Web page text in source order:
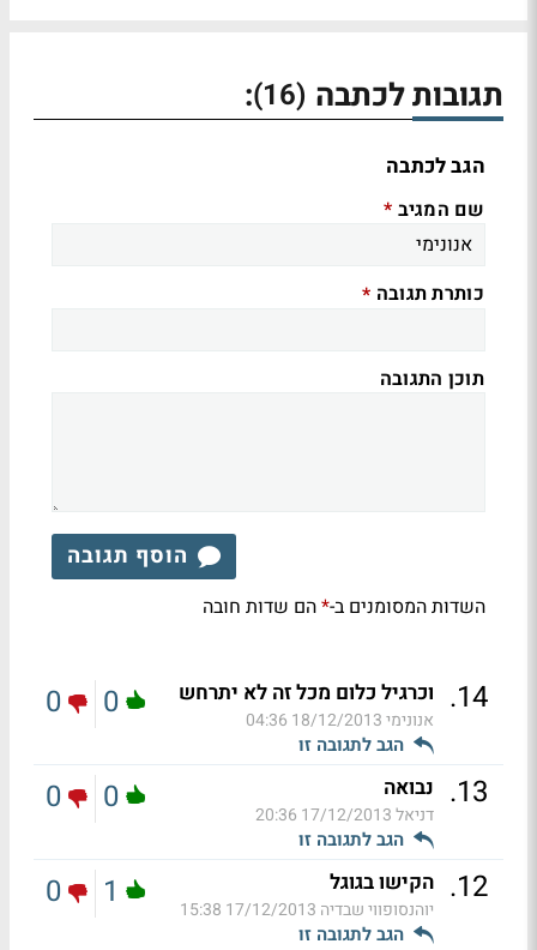
תגובות לכתבה (16)
:
הגב לכתבה
שם המגיב *
כותרת תגובה *
תוכן התגובה
הוסף תגובה
השדות המסומנים ב-*הם שדות חובה
14
. וכרגיל כלום מכל זה לא יתרחש
אנונימי18/12/2013 04:36
הגב לתגובה זו
0
0
13
. נבואה
דניאל17/12/2013 20:36
הגב לתגובה זו
0
0
12
. הקישו בגוגל
יוהנסופווי שבדיה 17/12/2013 15:38
הגב לתגובה זו
1
0